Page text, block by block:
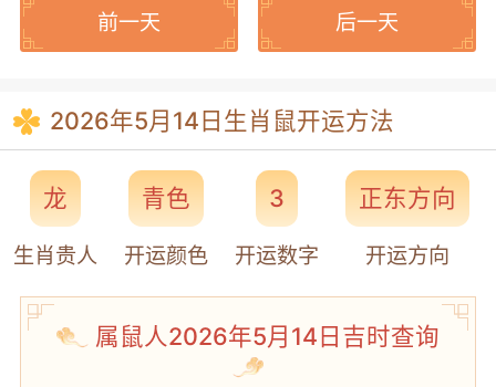
前一天 后一天
2026年5月14日生肖鼠开运方法
龙
生肖贵人
青色
开运颜色
3
开运数字
正东方向
开运方向
属鼠人2026年5月14日吉时查询